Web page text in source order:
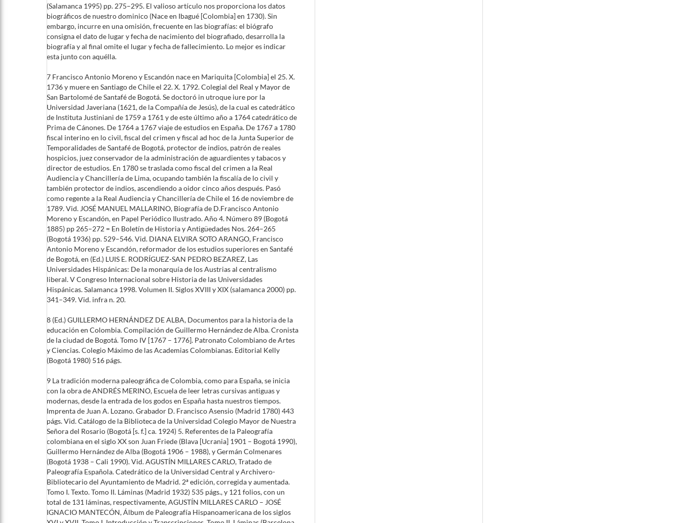
(Salamanca 1995) pp. 275–295. El valioso artículo nos proporciona los datos
biográficos de nuestro dominico (Nace en Ibagué [Colombia] en 1730). Sin
embargo, incurre en una omisión, frecuente en las biografías: el biógrafo
consigna el dato de lugar y fecha de nacimiento del biografiado, desarrolla la
biografía y al final omite el lugar y fecha de fallecimiento. Lo mejor es indicar
esta junto con aquélla.
7 Francisco Antonio Moreno y Escandón nace en Mariquita [Colombia] el 25. X.
1736 y muere en Santiago de Chile el 22. X. 1792. Colegial del Real y Mayor de
San Bartolomé de Santafé de Bogotá. Se doctoró in utroque iure por la
Universidad Javeriana (1621, de la Compañía de Jesús), de la cual es catedrático
de Instituta Justiniani de 1759 a 1761 y de este último año a 1764 catedrático de
Prima de Cánones. De 1764 a 1767 viaje de estudios en España. De 1767 a 1780
fiscal interino en lo civil, fiscal del crimen y fiscal ad hoc de la Junta Superior de
Temporalidades de Santafé de Bogotá, protector de indios, patrón de reales
hospicios, juez conservador de la administración de aguardientes y tabacos y
director de estudios. En 1780 se traslada como fiscal del crimen a la Real
Audiencia y Chancillería de Lima, ocupando también la fiscalía de lo civil y
también protector de indios, ascendiendo a oidor cinco años después. Pasó
como regente a la Real Audiencia y Chancillería de Chile el 16 de noviembre de
1789. Vid. JOSÉ MANUEL MALLARINO, Biografía de D.Francisco Antonio
Moreno y Escandón, en Papel Periódico Ilustrado. Año 4. Número 89 (Bogotá
1885) pp 265–272 = En Boletín de Historia y Antigüedades Nos. 264–265
(Bogotá 1936) pp. 529–546. Vid. DIANA ELVIRA SOTO ARANGO, Francisco
Antonio Moreno y Escandón, reformador de los estudios superiores en Santafé
de Bogotá, en (Ed.) LUIS E. RODRÍGUEZ-SAN PEDRO BEZAREZ, Las
Universidades Hispánicas: De la monarquía de los Austrias al centralismo
liberal. V Congreso Internacional sobre Historia de las Universidades
Hispánicas. Salamanca 1998. Volumen II. Siglos XVIII y XIX (salamanca 2000) pp.
341–349. Vid. infra n. 20.
8 (Ed.) GUILLERMO HERNÁNDEZ DE ALBA, Documentos para la historia de la
educación en Colombia. Compilación de Guillermo Hernández de Alba. Cronista
de la ciudad de Bogotá. Tomo IV [1767 – 1776]. Patronato Colombiano de Artes
y Ciencias. Colegio Máximo de las Academias Colombianas. Editorial Kelly
(Bogotá 1980) 516 págs.
9 La tradición moderna paleográfica de Colombia, como para España, se inicia
con la obra de ANDRÉS MERINO, Escuela de leer letras cursivas antiguas y
modernas, desde la entrada de los godos en España hasta nuestros tiempos.
Imprenta de Juan A. Lozano. Grabador D. Francisco Asensio (Madrid 1780) 443
págs. Vid. Catálogo de la Biblioteca de la Universidad Colegio Mayor de Nuestra
Señora del Rosario (Bogotá [s. f.] ca. 1924) 5. Referentes de la Paleografía
colombiana en el siglo XX son Juan Friede (Blava [Ucrania] 1901 – Bogotá 1990),
Guillermo Hernández de Alba (Bogotá 1906 – 1988), y Germán Colmenares
(Bogotá 1938 – Cali 1990). Vid. AGUSTÍN MILLARES CARLO, Tratado de
Paleografía Española. Catedrático de la Universidad Central y Archivero-
Bibliotecario del Ayuntamiento de Madrid. 2ª edición, corregida y aumentada.
Tomo I. Texto. Tomo II. Láminas (Madrid 1932) 535 págs., y 121 folios, con un
total de 131 láminas, respectivamente, AGUSTÍN MILLARES CARLO – JOSÉ
IGNACIO MANTECÓN, Álbum de Paleografía Hispanoamericana de los siglos